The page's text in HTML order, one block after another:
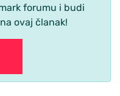
forumu i budi
ovaj članak!